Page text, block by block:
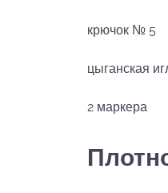
крючок № 5
цыганская
2 маркера